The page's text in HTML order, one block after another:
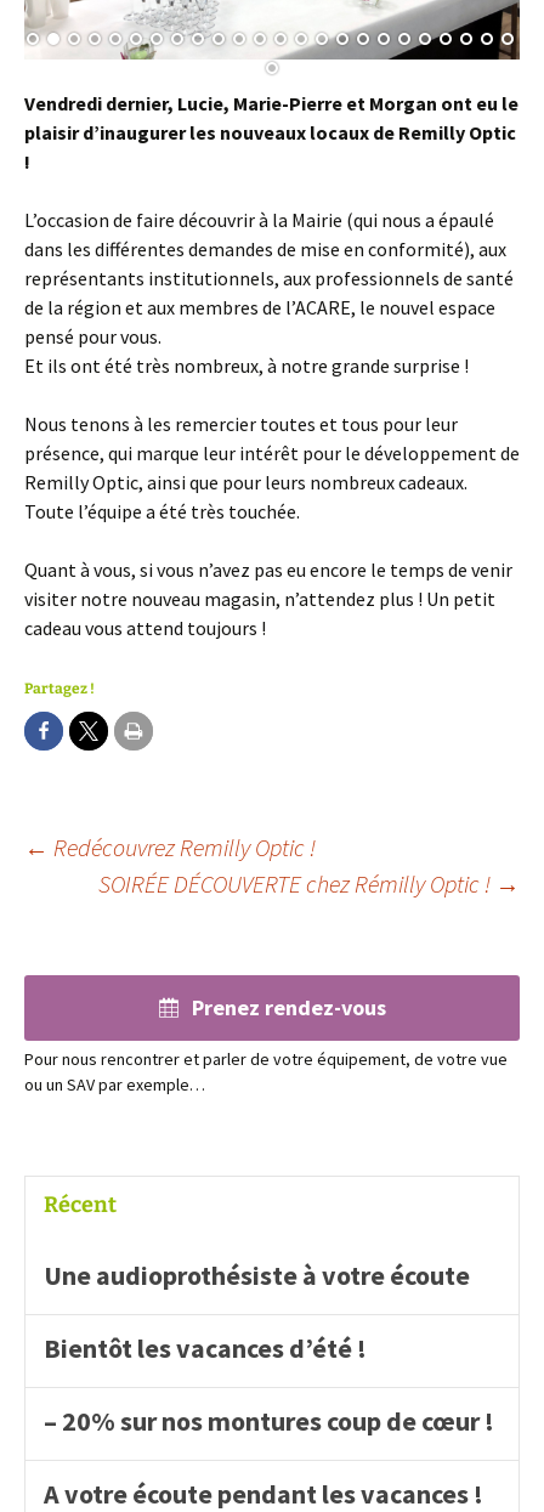
Vendredi dernier, Lucie, Marie-Pierre et Morgan ont eu le
plaisir d’inaugurer les nouveaux locaux de Remilly Optic
!
L’occasion de faire découvrir à la Mairie (qui nous a épaulé
dans les différentes demandes de mise en conformité), aux
représentants institutionnels, aux professionnels de santé
de la région et aux membres de l’ACARE, le nouvel espace
pensé pour vous.
Et ils ont été très nombreux, à notre grande surprise !
Nous tenons à les remercier toutes et tous pour leur
présence, qui marque leur intérêt pour le développement de
Remilly Optic, ainsi que pour leurs nombreux cadeaux.
Toute l’équipe a été très touchée.
Quant à vous, si vous n’avez pas eu encore le temps de venir
visiter notre nouveau magasin, n’attendez plus ! Un petit
cadeau vous attend toujours !
Partagez !
Navigation
articles
← Redécouvrez Remilly Optic !
SOIRÉE DÉCOUVERTE chez Rémilly Optic ! →
Prenez rendez-vous
Pour nous rencontrer et parler de votre équipement, de votre vue
ou un SAV par exemple…
Récent
Une audioprothésiste à votre écoute
Bientôt les vacances d’été !
– 20% sur nos montures coup de cœur !
A votre écoute pendant les vacances !